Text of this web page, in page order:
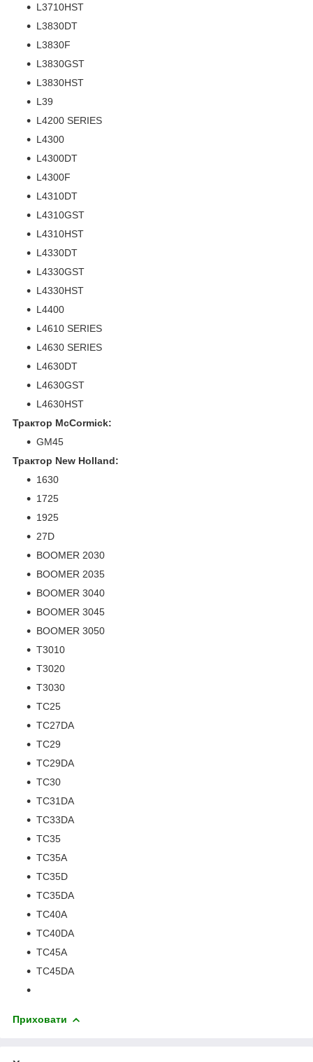
L3710HST
L3830DT
L3830F
L3830GST
L3830HST
L39
L4200 SERIES
L4300
L4300DT
L4300F
L4310DT
L4310GST
L4310HST
L4330DT
L4330GST
L4330HST
L4400
L4610 SERIES
L4630 SERIES
L4630DT
L4630GST
L4630HST
Трактор McCormick:
GM45
Трактор New Holland:
1630
1725
1925
27D
BOOMER 2030
BOOMER 2035
BOOMER 3040
BOOMER 3045
BOOMER 3050
T3010
T3020
T3030
TC25
TC27DA
TC29
TC29DA
TC30
TC31DA
TC33DA
TC35
TC35A
TC35D
TC35DA
TC40A
TC40DA
TC45A
TC45DA
Приховати